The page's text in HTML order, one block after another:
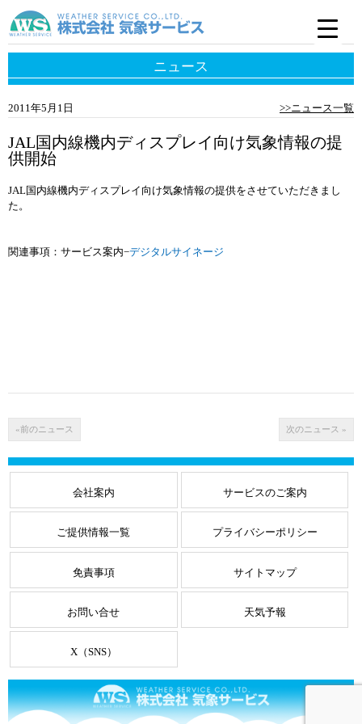
ニュース
2011年5月1日 >>ニュース一覧
JAL国内線機内ディスプレイ向け気象情報の提
供開始
JAL国内線機内ディスプレイ向け気象情報の提供をさせていただきまし
た。
関連事項：サービス案内−デジタルサイネージ
«前のニュース 次のニュース »
会社案内 サービスのご案内
ご提供情報一覧 プライバシーポリシー
免責事項 サイトマップ
お問い合せ 天気予報
X（SNS）